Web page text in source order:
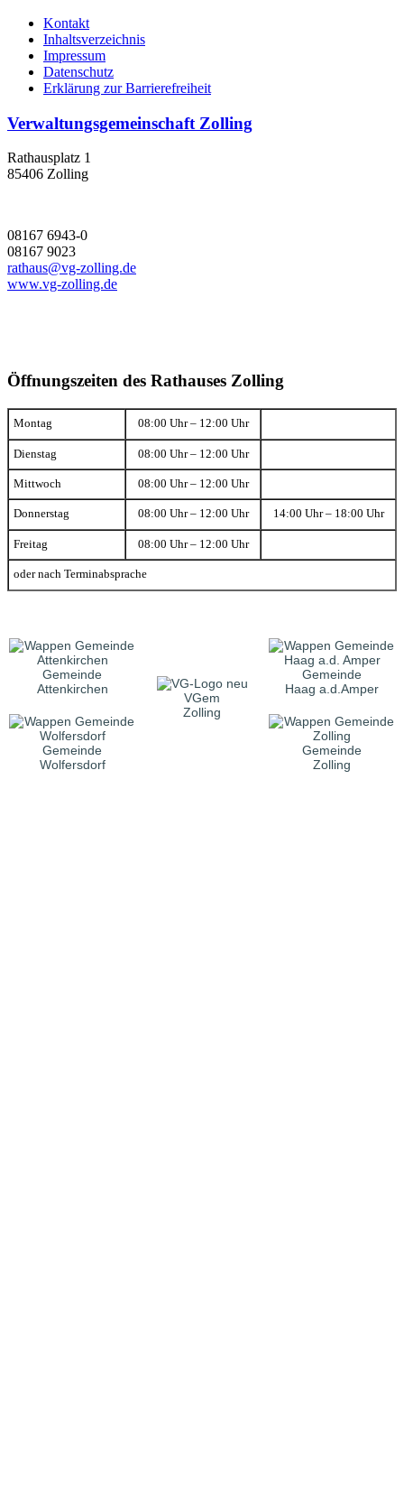
Kontakt
Inhaltsverzeichnis
Impressum
Datenschutz
Erklärung zur Barrierefreiheit
Verwaltungsgemeinschaft Zolling
Rathausplatz 1
85406 Zolling
08167 6943-0
08167 9023
rathaus@vg-zolling.de
www.vg-zolling.de
Öffnungszeiten des Rathauses Zolling
Montag 08:00 Uhr – 12:00 Uhr
Dienstag 08:00 Uhr – 12:00 Uhr
Mittwoch 08:00 Uhr – 12:00 Uhr
Donnerstag 08:00 Uhr – 12:00 Uhr 14:00 Uhr – 18:00 Uhr
Freitag 08:00 Uhr – 12:00 Uhr
oder nach Terminabsprache
Gemeinde
Attenkirchen
VGem
Zolling
Gemeinde
Haag a.d.Amper
Gemeinde
Wolfersdorf
Gemeinde
Zolling